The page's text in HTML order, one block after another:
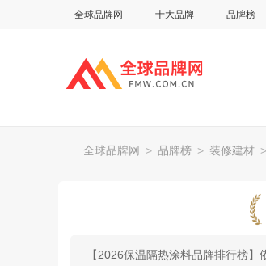
全球品牌网 十大品牌 品牌榜
全球品牌网 > 品牌榜 > 装修建材 >
【2026保温隔热涂料品牌排行榜